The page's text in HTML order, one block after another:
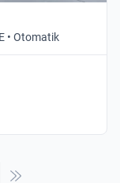
• Otomatik